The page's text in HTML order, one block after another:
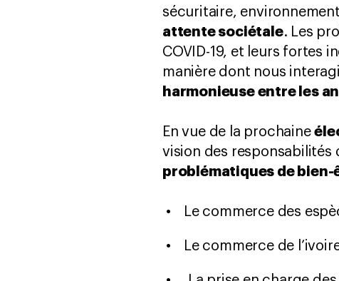
sécuritaire,
attente sociétale. Les
COVID-19, et leurs fortes
manière dont nous
harmonieuse entre les
En vue de la prochaine
vision des responsabilités
problématiques de
Le commerce des
Le commerce de